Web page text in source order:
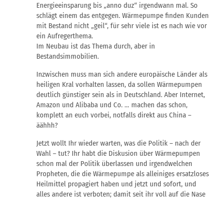
Energieeinsparung bis „anno duz“ irgendwann mal. So
schlägt einem das entgegen. Wärmepumpe finden Kunden
mit Bestand nicht „geil“, für sehr viele ist es nach wie vor
ein Aufregerthema.
Im Neubau ist das Thema durch, aber in
Bestandsimmobilien.
Inzwischen muss man sich andere europäische Länder als
heiligen Kral vorhalten lassen, da sollen Wärmepumpen
deutlich günstiger sein als in Deutschland. Aber Internet,
Amazon und Alibaba und Co. … machen das schon,
komplett an euch vorbei, notfalls direkt aus China –
äähhh?
Jetzt wollt Ihr wieder warten, was die Politik – nach der
Wahl – tut? Ihr habt die Diskusion über Wärmepumpen
schon mal der Politik überlassen und irgendwelchen
Propheten, die die Wärmepumpe als alleiniges ersatzloses
Heilmittel propagiert haben und jetzt und sofort, und
alles andere ist verboten; damit seit ihr voll auf die Nase